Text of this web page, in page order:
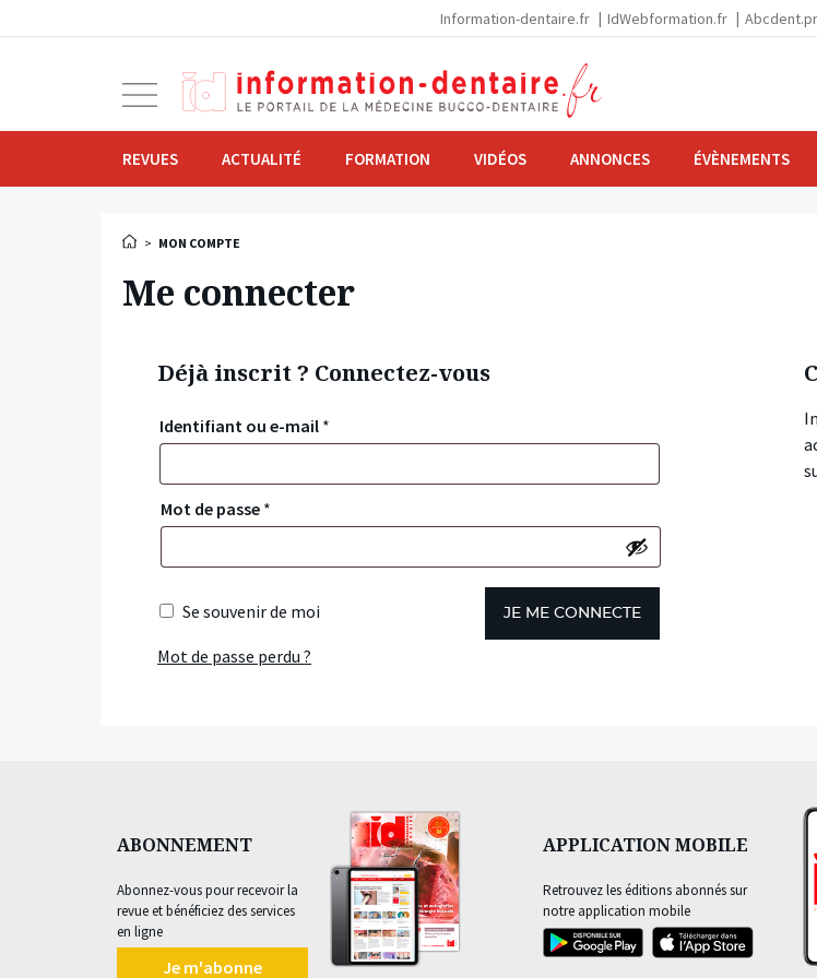
Information-dentaire.fr IdWebformation.fr
navigation
REVUES ACTUALITÉ FORMATION VIDÉOS ANNONCES ÉVÈNEMENTS
> MON COMPTE
Me connecter
Déjà inscrit ? Connectez-vous
Identifiant ou e-mail *
Mot de passe *
Se souvenir de moi JE ME CONNECTE
Mot de passe perdu ?
ABONNEMENT
Abonnez-vous pour recevoir la
revue et bénéficiez des services
en ligne
Je m'abonne
APPLICATION MOBILE
Retrouvez les éditions abonnés sur
notre application mobile